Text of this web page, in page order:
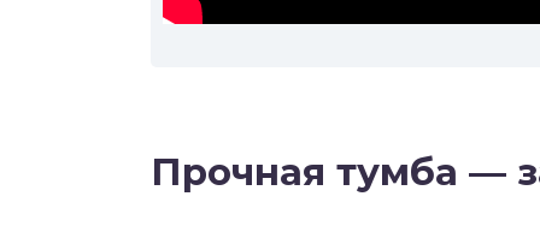
Прочная тумба —